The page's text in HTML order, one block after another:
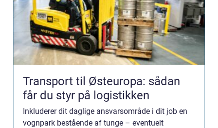
Transport til Østeuropa: sådan
får du styr på logistikken
Inkluderer dit daglige ansvarsområde i dit job en
vognpark bestående af tunge – eventuelt